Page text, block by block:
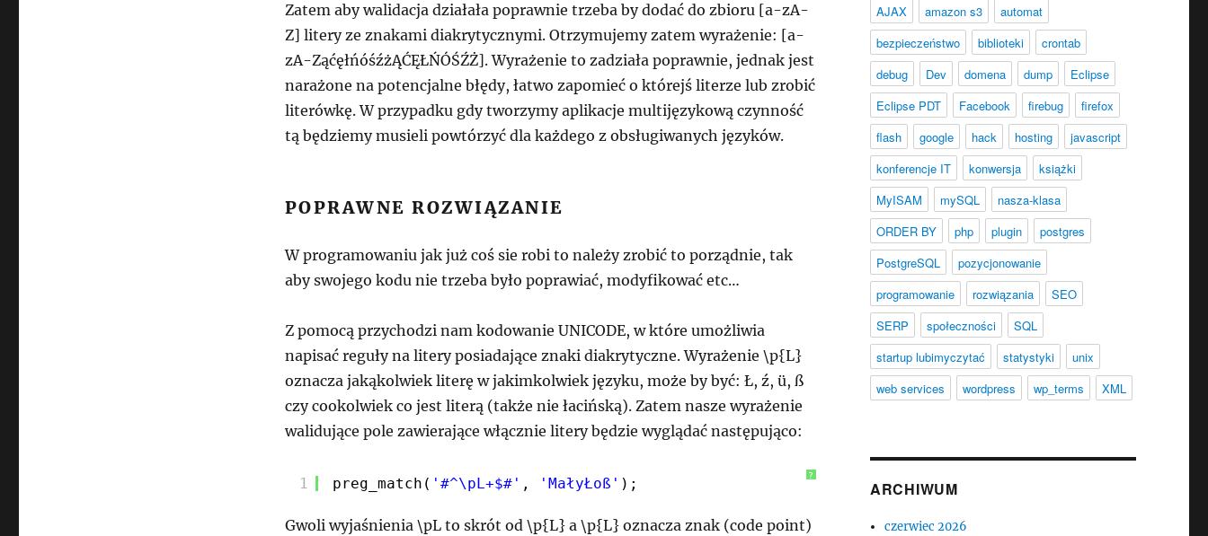
Zatem aby walidacja działała poprawnie trzeba by dodać do zbioru [a-zA-
Z] litery ze znakami diakrytycznymi. Otrzymujemy zatem wyrażenie: [a-
zA-ZąćęłńóśźżĄĆĘŁŃÓŚŹŻ]. Wyrażenie to zadziała poprawnie, jednak jest
narażone na potencjalne błędy, łatwo zapomieć o którejś literze lub zrobić
literówkę. W przypadku gdy tworzymy aplikacje multijęzykową czynność
tą będziemy musieli powtórzyć dla każdego z obsługiwanych języków.
POPRAWNE ROZWIĄZANIE
W programowaniu jak już coś sie robi to należy zrobić to porządnie, tak
aby swojego kodu nie trzeba było poprawiać, modyfikować etc…
Z pomocą przychodzi nam kodowanie UNICODE, w które umożliwia
napisać reguły na litery posiadające znaki diakrytyczne. Wyrażenie \p{L}
oznacza jakąkolwiek literę w jakimkolwiek języku, może by być: Ł, ź, ü, ß
czy cookolwiek co jest literą (także nie łacińską). Zatem nasze wyrażenie
walidujące pole zawierające włącznie litery będzie wyglądać następująco:
?
1 preg_match( '#^\pL+$#' , 'MałyŁoß' );
Gwoli wyjaśnienia \pL to skrót od \p{L} a \p{L} oznacza znak (code point)
AJAX amazon s3
automat
bezpieczeństwo
biblioteki
crontab
debug
Dev domena dump
Eclipse
Eclipse PDT
Facebook firebug
firefox
flash
google hack hosting
javascript
konferencje IT
konwersja
książki
MyISAM
mySQL
nasza-klasa
ORDER BY
php plugin
postgres
PostgreSQL
pozycjonowanie
programowanie
rozwiązania
SEO
SERP
społeczności
SQL
startup lubimyczytać
statystyki
unix
web services
wordpress wp_terms XML
ARCHIWUM
czerwiec 2026